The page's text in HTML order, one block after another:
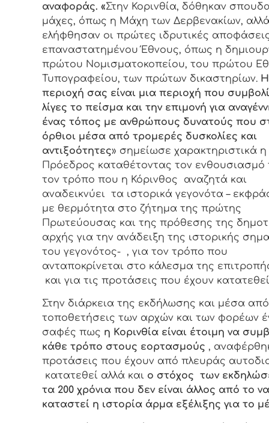
αναφοράς. «Στην Κορινθία, δόθηκαν
μάχες, όπως η Μάχη των Δερβενακίων,
ελήφθησαν οι πρώτες ιδρυτικές
επαναστατημένου Έθνους, όπως η
πρώτου Νομισματοκοπείου, του πρώτου
Τυπογραφείου, των πρώτων δικαστηρίων. Η
περιοχή σας είναι μια περιοχή που
λίγες το πείσμα και την επιμονή για
ένας τόπος με ανθρώπους δυνατούς που
όρθιοι μέσα από τρομερές δυσκολίες και
αντιξοότητες» σημείωσε χαρακτηριστικά η
Πρόεδρος καταθέτοντας τον ενθουσιασμό
τον τρόπο που η Κόρινθος αναζητά και
αναδεικνύει τα ιστορικά γεγονότα –
με θερμότητα στο ζήτημα της πρώτης
Πρωτεύουσας και της πρόθεσης της
αρχής για την ανάδειξη της ιστορικής
του γεγονότος- , για τον τρόπο που
ανταποκρίνεται στο κάλεσμα της
και για τις προτάσεις που έχουν
Στην διάρκεια της εκδήλωσης και μέσα από
τοποθετήσεις των αρχών και των φορέων
σαφές πως η Κορινθία είναι έτοιμη να
κάθε τρόπο στους εορτασμούς ,
προτάσεις που έχουν από πλευράς
κατατεθεί αλλά και ο στόχος των
τα 200 χρόνια που δεν είναι άλλος από το να
καταστεί η ιστορία άρμα εξέλιξης για το